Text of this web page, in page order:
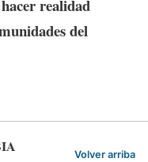
realidad
del
Volver arriba